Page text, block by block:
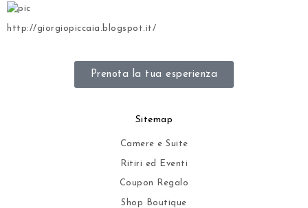
http://giorgiopiccaia.blogspot.it/
Prenota la tua esperienza
Sitemap
Camere e Suite
Ritiri ed Eventi
Coupon Regalo
Shop Boutique